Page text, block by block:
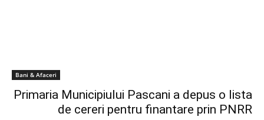
Bani & Afaceri
Primaria Municipiului Pascani a depus o lista
de cereri pentru finantare prin PNRR